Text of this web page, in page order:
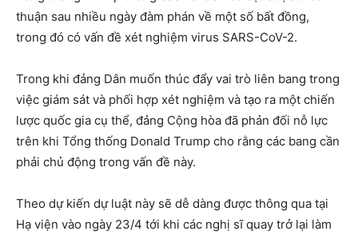
thuận sau nhiều ngày đàm phán về một số bất đồng,
trong đó có vấn đề xét nghiệm virus SARS-CoV-2.
Trong khi đảng Dân muốn thúc đẩy vai trò liên bang trong
việc giám sát và phối hợp xét nghiệm và tạo ra một chiến
lược quốc gia cụ thể, đảng Cộng hòa đã phản đối nỗ lực
trên khi Tổng thống Donald Trump cho rằng các bang cần
phải chủ động trong vấn đề này.
Theo dự kiến dự luật này sẽ dễ dàng được thông qua tại
Hạ viện vào ngày 23/4 tới khi các nghị sĩ quay trở lại làm